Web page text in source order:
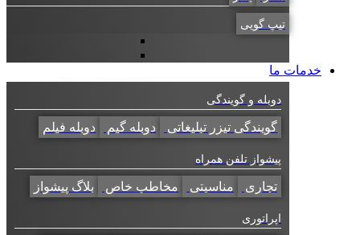
تیپ گویی
خدمات ما
دوبله و گویندگی
گویندگی تیزر تبلیغاتی دوبله گیم دوبله فیلم
پیشواز تلفن همراه
تجاری مناسبتی مخاطب خاص بلاگ پیشواز
اپراتوری